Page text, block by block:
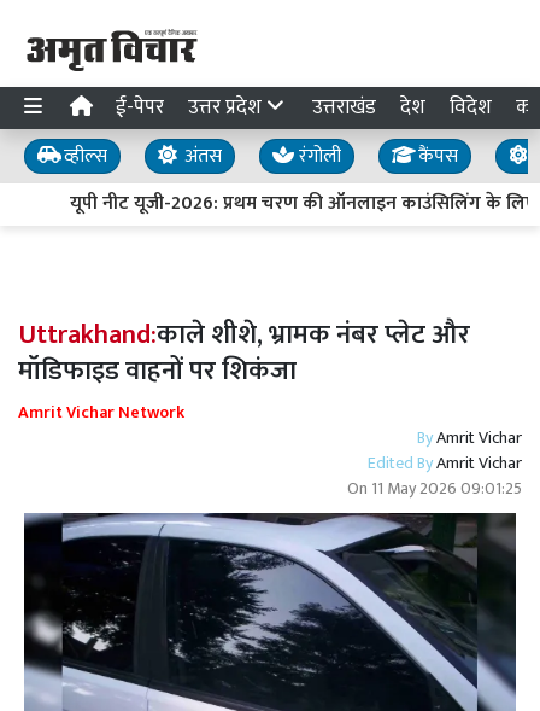
ई-पेपर उत्तर प्रदेश उत्तराखंड देश विदेश
व्हील्स अंतस रंगोली कैंपस
यूपी नीट यूजी-2026: प्रथम चरण की ऑनलाइन काउंसिलिंग के
Uttrakhand:काले शीशे, भ्रामक नंबर प्लेट और
मॉडिफाइड वाहनों पर शिकंजा
Amrit Vichar Network
ByAmrit Vichar
Edited ByAmrit Vichar
On 11 May 2026 09:01:25